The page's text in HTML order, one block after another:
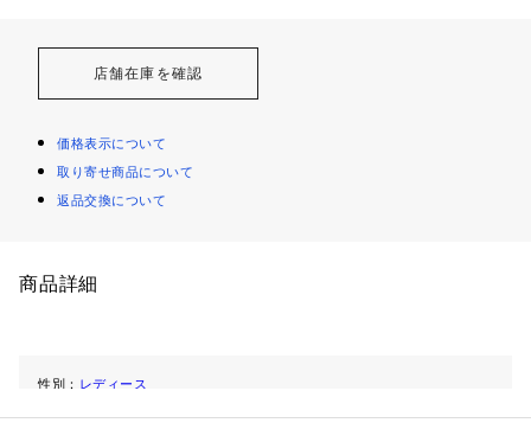
店舗在庫を確認
価格表示について
取り寄せ商品について
返品交換について
商品詳細
性別： レディース
素材：本革